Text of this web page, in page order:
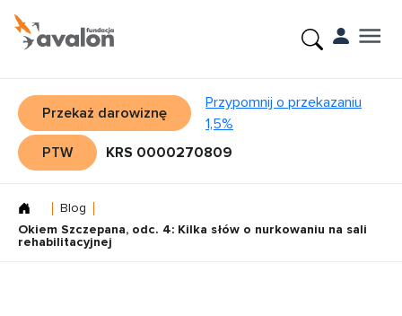
Przekaż darowiznę
Przypomnij o przekazaniu
1,5%
PTW
KRS 0000270809
Blog
Okiem Szczepana, odc. 4: Kilka słów o nurkowaniu na sali
rehabilitacyjnej